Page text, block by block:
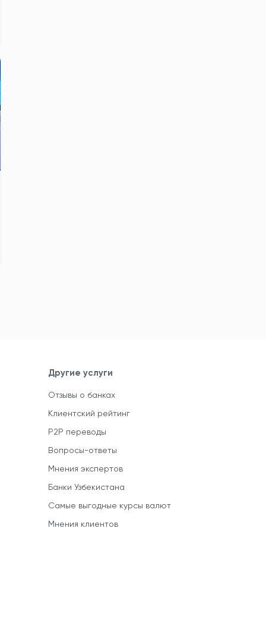
Другие услуги
Отзывы о банках
Клиентский рейтинг
P2P переводы
Вопросы-ответы
Мнения экспертов
Банки Узбекистана
Самые выгодные курсы валют
Мнения клиентов